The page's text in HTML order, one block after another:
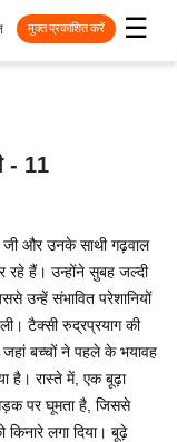
☰
मुक्त प्रकाशित करें
- 11
जी और उनके साथी गढ़वाल
रहे हैं। उन्होंने सुबह जल्दी
उन्हें संभावित परेशानियों
टैक्सी रुद्रप्रयाग की
जहां बच्चों ने पहले के भयावह
है। रास्ते में, एक बूढ़ा
पर घूमता है, जिससे
किनारे लगा दिया। बूढ़े